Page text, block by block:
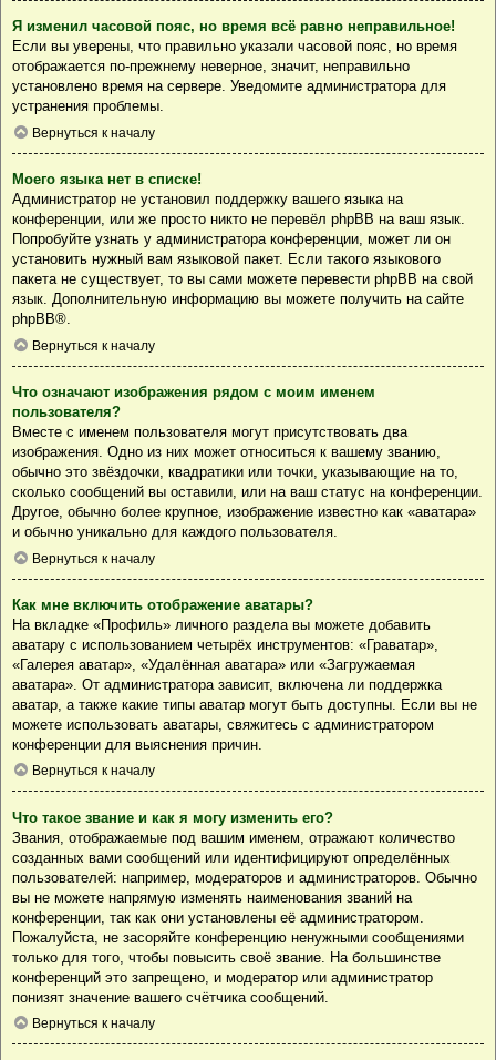
Я изменил часовой пояс, но время всё равно неправильное!
Если вы уверены, что правильно указали часовой пояс, но время
отображается по-прежнему неверное, значит, неправильно
установлено время на сервере. Уведомите администратора для
устранения проблемы.
Вернуться к началу
Моего языка нет в списке!
Администратор не установил поддержку вашего языка на
конференции, или же просто никто не перевёл phpBB на ваш язык.
Попробуйте узнать у администратора конференции, может ли он
установить нужный вам языковой пакет. Если такого языкового
пакета не существует, то вы сами можете перевести phpBB на свой
язык. Дополнительную информацию вы можете получить на сайте
phpBB®.
Вернуться к началу
Что означают изображения рядом с моим именем
пользователя?
Вместе с именем пользователя могут присутствовать два
изображения. Одно из них может относиться к вашему званию,
обычно это звёздочки, квадратики или точки, указывающие на то,
сколько сообщений вы оставили, или на ваш статус на конференции.
Другое, обычно более крупное, изображение известно как «аватара»
и обычно уникально для каждого пользователя.
Вернуться к началу
Как мне включить отображение аватары?
На вкладке «Профиль» личного раздела вы можете добавить
аватару с использованием четырёх инструментов: «Граватар»,
«Галерея аватар», «Удалённая аватара» или «Загружаемая
аватара». От администратора зависит, включена ли поддержка
аватар, а также какие типы аватар могут быть доступны. Если вы не
можете использовать аватары, свяжитесь с администратором
конференции для выяснения причин.
Вернуться к началу
Что такое звание и как я могу изменить его?
Звания, отображаемые под вашим именем, отражают количество
созданных вами сообщений или идентифицируют определённых
пользователей: например, модераторов и администраторов. Обычно
вы не можете напрямую изменять наименования званий на
конференции, так как они установлены её администратором.
Пожалуйста, не засоряйте конференцию ненужными сообщениями
только для того, чтобы повысить своё звание. На большинстве
конференций это запрещено, и модератор или администратор
понизят значение вашего счётчика сообщений.
Вернуться к началу